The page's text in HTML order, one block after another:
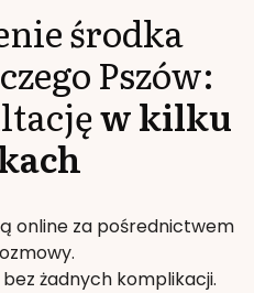
środka
Pszów:
w kilku
online za pośrednictwem
żadnych komplikacji.